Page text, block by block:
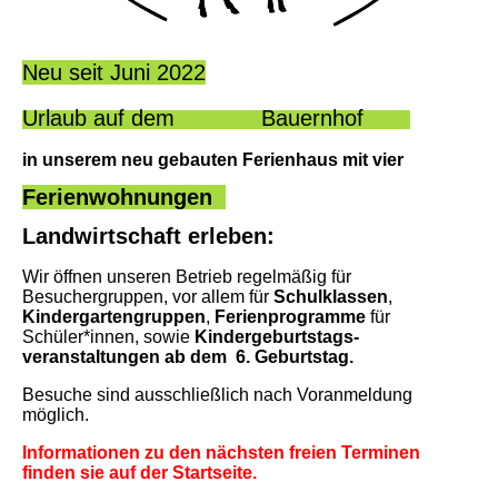
Neu seit Juni 2022
Urlaub auf dem Bauernhof
in unserem neu gebauten Ferienhaus mit vier
Ferienwohnungen
Landwirtschaft erleben:
Wir öffnen unseren Betrieb regelmäßig für
Besuchergruppen, vor allem für Schulklassen,
Kindergartengruppen, Ferienprogramme für
Schüler*innen, sowie Kindergeburtstags-
veranstaltungen ab dem 6. Geburtstag.
Besuche sind ausschließlich nach Voranmeldung
möglich.
Informationen zu den nächsten freien Terminen
finden sie auf der Startseite.